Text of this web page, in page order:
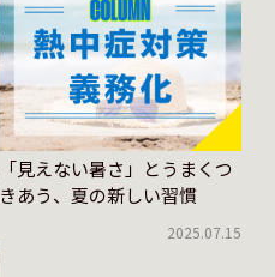
「見えない暑さ」とうまくつ
きあう、夏の新しい習慣
2025.07.15